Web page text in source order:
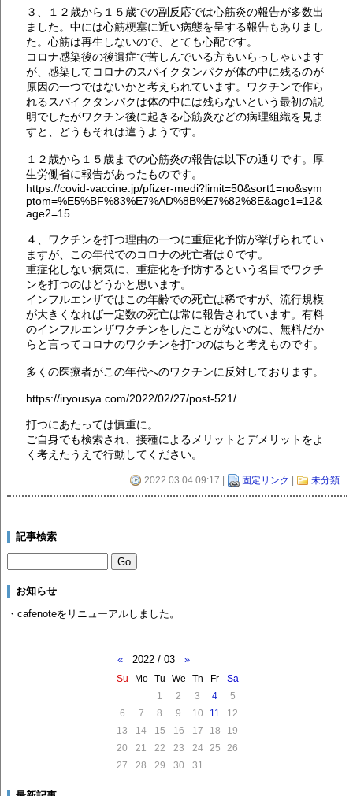
３、１２歳から１５歳での副反応では心筋炎の報告が多数出
ました。中には心筋梗塞に近い病態を呈する報告もありまし
た。心筋は再生しないので、とても心配です。
コロナ感染後の後遺症で苦しんでいる方もいらっしゃいます
が、感染してコロナのスパイクタンパクが体の中に残るのが
原因の一つではないかと考えられています。ワクチンで作ら
れるスパイクタンパクは体の中には残らないという最初の説
明でしたがワクチン後に起きる心筋炎などの病理組織を見ま
すと、どうもそれは違うようです。
１２歳から１５歳までの心筋炎の報告は以下の通りです。厚
生労働省に報告があったものです。
https://covid-vaccine.jp/pfizer-medi?limit=50&sort1=no&sym
ptom=%E5%BF%83%E7%AD%8B%E7%82%8E&age1=12&
age2=15
４、ワクチンを打つ理由の一つに重症化予防が挙げられてい
ますが、この年代でのコロナの死亡者は０です。
重症化しない病気に、重症化を予防するという名目でワクチ
ンを打つのはどうかと思います。
インフルエンザではこの年齢での死亡は稀ですが、流行規模
が大きくなれば一定数の死亡は常に報告されています。有料
のインフルエンザワクチンをしたことがないのに、無料だか
らと言ってコロナのワクチンを打つのはちと考えものです。
多くの医療者がこの年代へのワクチンに反対しております。
https://iryousya.com/2022/02/27/post-521/
打つにあたっては慎重に。
ご自身でも検索され、接種によるメリットとデメリットをよ
く考えたうえで行動してください。
2022.03.04 09:17 | 固定リンク | 未分類
記事検索
お知らせ
・cafenoteをリニューアルしました。
« 2022 / 03 »
Su Mo Tu We Th Fr
Sa
1
2 3 4
5
6
7 8 9 10 11
12
13
14 15 16 17 18
19
20
21 22 23 24 25
26
27
28 29 30 31